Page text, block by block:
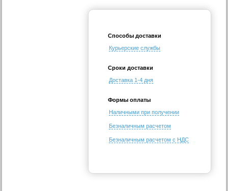
Способы доставки
Курьерские службы
Сроки доставки
Доставка 1-4 дня
Формы оплаты
Наличными при получении
Безналичным расчетом
Безналичным расчетом с НДС